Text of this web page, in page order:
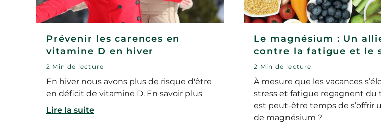
Prévenir les carences en
vitamine D en hiver
2 Min de lecture
En hiver nous avons plus de risque d'être
en déficit de vitamine D. En savoir plus
Lire la suite
Le magnésium : Un
contre la fatigue et le
2 Min de lecture
À mesure que les vacances
stress et fatigue regagnent du
est peut-être temps de s’offrir
de magnésium ?